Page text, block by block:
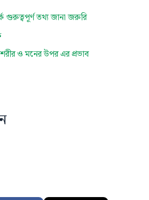
গুরুত্বপূর্ণ তথ্য জানা জরুরি
ও মনের উপর এর প্রভাব